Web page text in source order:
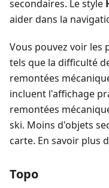
secondaires. Le style
aider dans la
Vous pouvez voir les
tels que la difficulté
remontées
incluent l'affichage
remontées
ski. Moins d'objets
carte. En savoir plus
Topo